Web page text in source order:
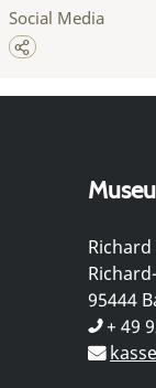
Social Media
95444
+ 49